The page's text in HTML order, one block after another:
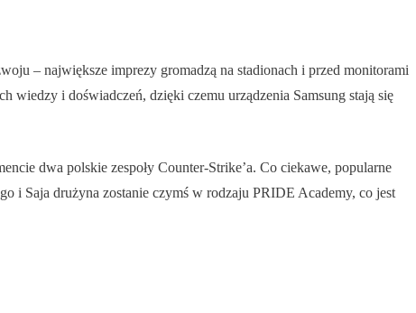
– największe imprezy gromadzą na stadionach i przed monitorami
i doświadczeń, dzięki czemu urządzenia Samsung stają się
dwa polskie zespoły Counter-Strike’a. Co ciekawe, popularne
i Saja drużyna zostanie czymś w rodzaju PRIDE Academy, co jest